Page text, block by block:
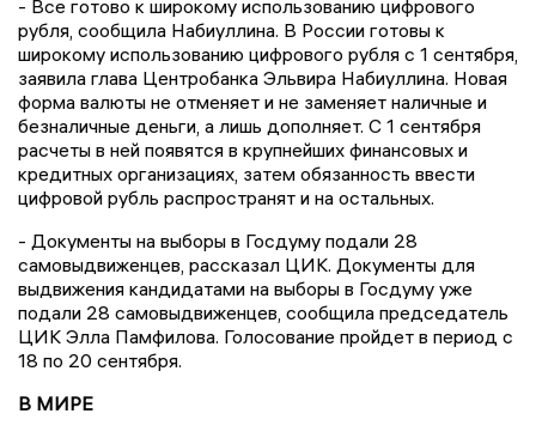
- Все готово к широкому использованию цифрового
рубля, сообщила Набиуллина. В России готовы к
широкому использованию цифрового рубля с 1 сентября,
заявила глава Центробанка Эльвира Набиуллина. Новая
форма валюты не отменяет и не заменяет наличные и
безналичные деньги, а лишь дополняет. С 1 сентября
расчеты в ней появятся в крупнейших финансовых и
кредитных организациях, затем обязанность ввести
цифровой рубль распространят и на остальных.
- Документы на выборы в Госдуму подали 28
самовыдвиженцев, рассказал ЦИК. Документы для
выдвижения кандидатами на выборы в Госдуму уже
подали 28 самовыдвиженцев, сообщила председатель
ЦИК Элла Памфилова. Голосование пройдет в период с
18 по 20 сентября.
В МИРЕ